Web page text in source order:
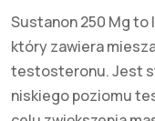
Sustanon 250 Mg
który zawiera
testosteronu. Jest
niskiego poziomu